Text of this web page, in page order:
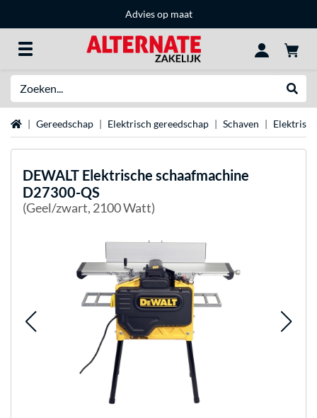
Advies op maat
HomeGereedschap Elektrisch gereedschap Schaven
DEWALT Elektrische schaafmachine
D27300-QS
(Geel/zwart, 2100 Watt)